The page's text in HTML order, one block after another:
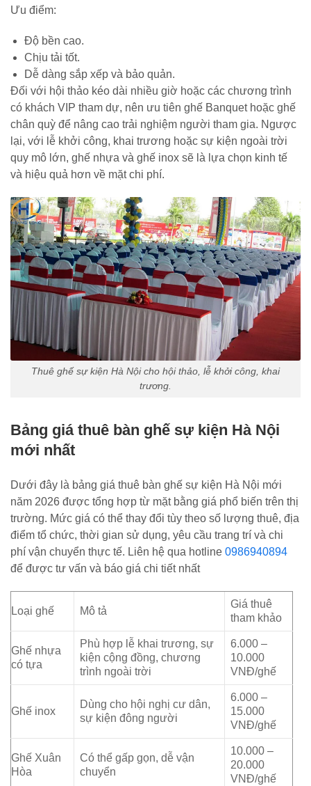
Ưu điểm:
Độ bền cao.
Chịu tải tốt.
Dễ dàng sắp xếp và bảo quản.
Đối với hội thảo kéo dài nhiều giờ hoặc các chương trình
có khách VIP tham dự, nên ưu tiên ghế Banquet hoặc ghế
chân quỳ để nâng cao trải nghiệm người tham gia. Ngược
lại, với lễ khởi công, khai trương hoặc sự kiện ngoài trời
quy mô lớn, ghế nhựa và ghế inox sẽ là lựa chọn kinh tế
và hiệu quả hơn về mặt chi phí.
Thuê ghế sự kiện Hà Nội cho hội thảo, lễ khởi công, khai
trương.
Bảng giá thuê bàn ghế sự kiện Hà Nội
mới nhất
Dưới đây là bảng giá thuê bàn ghế sự kiện Hà Nội mới
năm 2026 được tổng hợp từ mặt bằng giá phổ biến trên thị
trường. Mức giá có thể thay đổi tùy theo số lượng thuê, địa
điểm tổ chức, thời gian sử dụng, yêu cầu trang trí và chi
phí vận chuyển thực tế. Liên hệ qua hotline 0986940894
để được tư vấn và báo giá chi tiết nhất
Loại ghế Mô tả
Giá thuê
tham khảo
Ghế nhựa
có tựa
Phù hợp lễ khai trương, sự
kiện cộng đồng, chương
trình ngoài trời
6.000 –
10.000
VNĐ/ghế
Ghế inox
Dùng cho hội nghị cư dân,
sự kiện đông người
6.000 –
15.000
VNĐ/ghế
Ghế Xuân
Hòa
Có thể gấp gọn, dễ vận
chuyển
10.000 –
20.000
VNĐ/ghế